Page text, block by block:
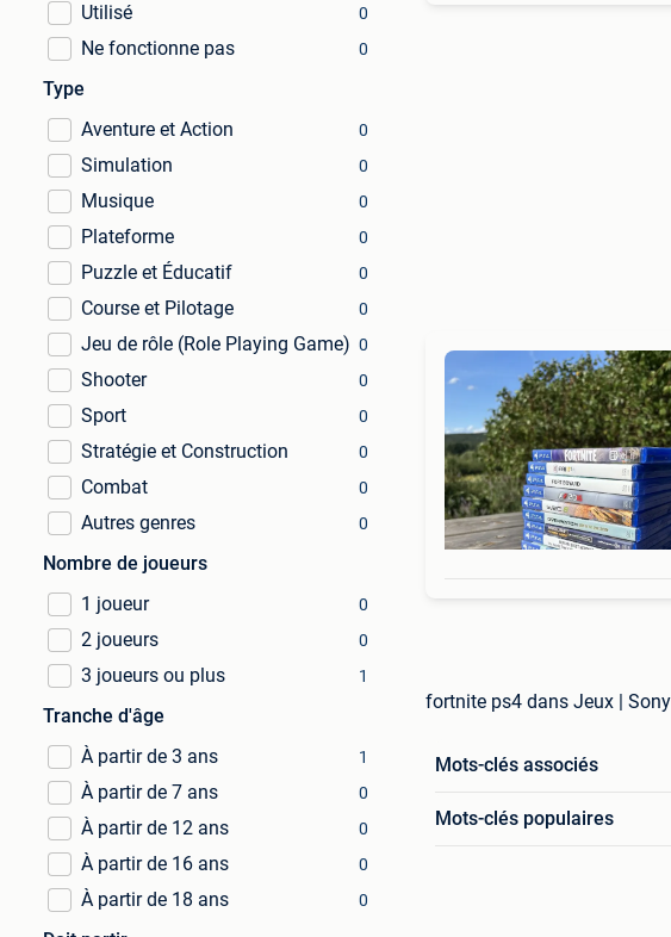
Utilisé 0
Ne fonctionne pas 0
Type
Aventure et Action
0
Simulation 0
Musique 0
Plateforme 0
Puzzle et Éducatif 0
Course et Pilotage 0
Jeu de rôle (Role Playing Game) 0
Shooter 0
Sport 0
Stratégie et Construction 0
Combat 0
Autres genres 0
Nombre de joueurs
1 joueur
0
2 joueurs 0
3 joueurs ou plus 1
Tranche d'âge
À partir de 3 ans
1
À partir de 7 ans 0
À partir de 12 ans 0
À partir de 16 ans 0
À partir de 18 ans 0
fortnite ps4 dans Jeux |
Mots-clés associés
Mots-clés populaires